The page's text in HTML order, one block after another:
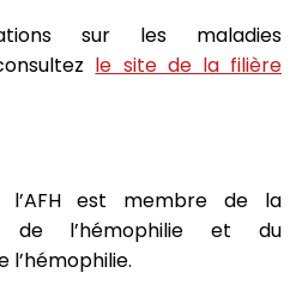
sur les maladies
le site de la filière
est membre de la
de l’hémophilie et du
l’hémophilie.